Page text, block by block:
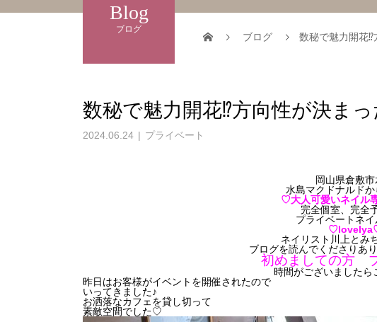
Blog
ブログ
ブログ 数秘で魅力開花⁉
数秘で魅力開花⁉方向性が決まっ
2024.06.24 プライベート
岡山県倉敷市
水島マクドナルド
♡大人可愛いネイル
完全個室、完全
プライベートネ
ネイリスト川上とみ
ブログを読んでくださりあ
初めましての方
時間がございましたら
昨日はお客様がイベントを開催されたので
いってきました♪
お洒落なカフェを貸し切って
素敵空間でした♡